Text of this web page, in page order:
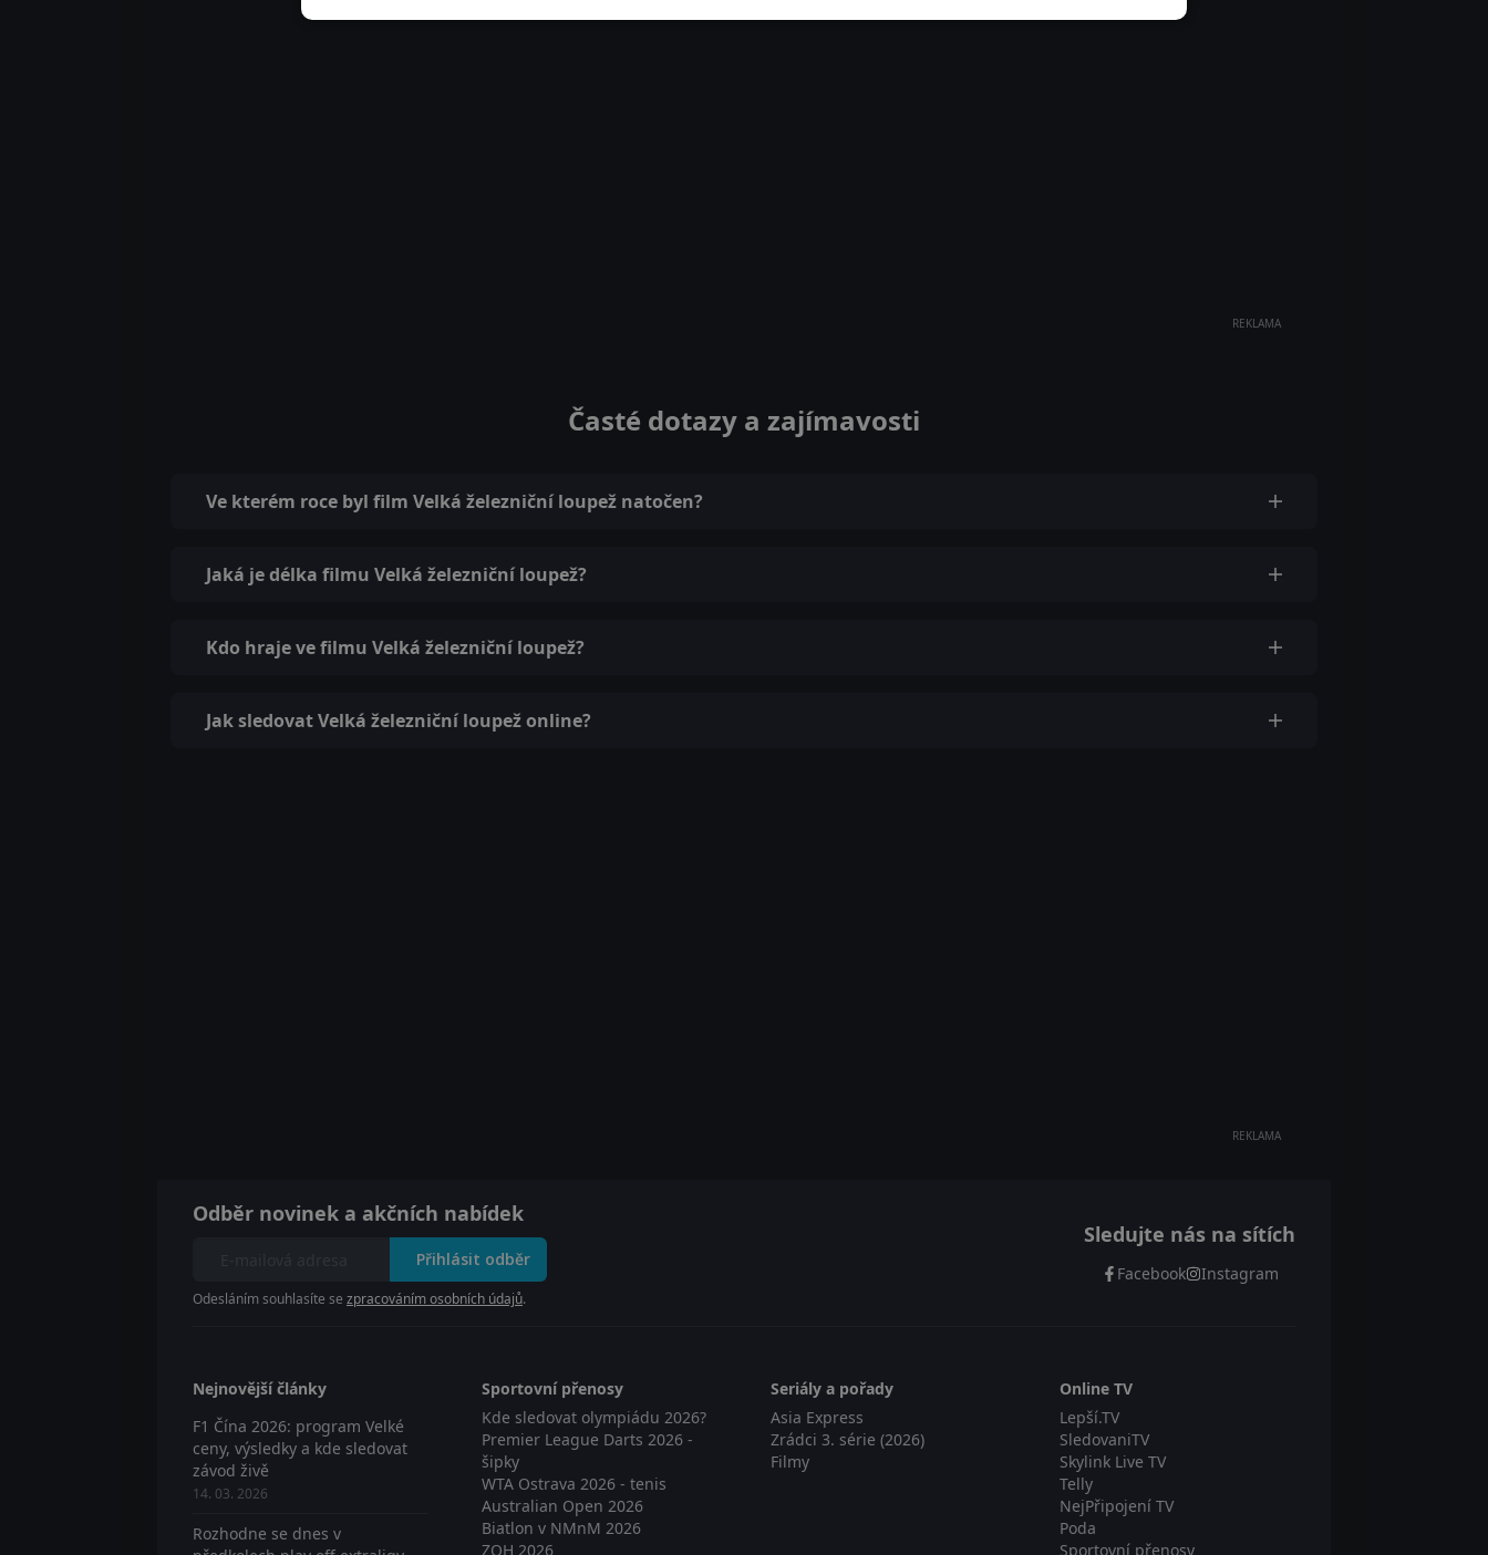
REKLAMA
Časté dotazy a zajímavosti
Ve kterém roce byl film Velká železniční loupež natočen?
Jaká je délka filmu Velká železniční loupež?
Kdo hraje ve filmu Velká železniční loupež?
Jak sledovat Velká železniční loupež online?
REKLAMA
Odběr novinek a akčních nabídek
Přihlásit odběr
Odesláním souhlasíte se zpracováním osobních údajů.
Sledujte nás na sítích
Facebook Instagram
Nejnovější články
F1 Čína 2026: program Velké
ceny, výsledky a kde sledovat
závod živě
14. 03. 2026
Rozhodne se dnes v
Sportovní přenosy
Kde sledovat olympiádu 2026?
Premier League Darts 2026 -
šipky
WTA Ostrava 2026 - tenis
Australian Open 2026
Biatlon v NMnM 2026
ZOH 2026
Seriály a pořady
Asia Express
Zrádci 3. série (2026)
Filmy
Online TV
Lepší.TV
SledovaniTV
Skylink Live TV
Telly
NejPřipojení TV
Poda
Sportovní přenosy